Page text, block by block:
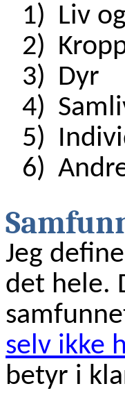
1) Liv
2)
3) Dyr
4)
5)
6)
Jeg
det hele.
selv ikke
betyr i